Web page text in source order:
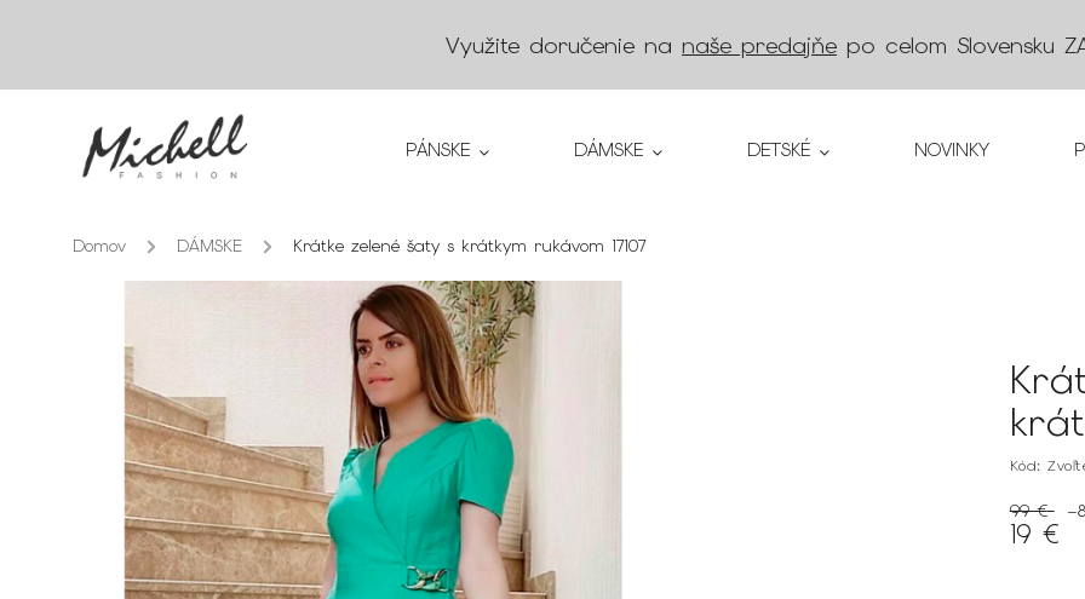
Využite doručenie na naše predajňe po celom Slovensku
PÁNSKE DÁMSKE DETSKÉ NOVINKY
Domov / DÁMSKE / Krátke zelené šaty s krátkym rukávom 17107
Kód:
99 €
19 €